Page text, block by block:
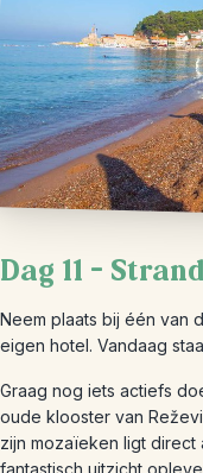
Dag 11 –
Neem plaats bij één van
eigen hotel. Vandaag
Graag nog iets actiefs
oude klooster van
zijn mozaïeken ligt direct
fantastisch uitzicht